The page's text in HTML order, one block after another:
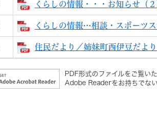
くらしの情報・・・お知らせ（２
くらしの情報…相談・スポーツ
住民だより／姉妹町西伊豆だよ
PDF形式のファイルをご覧い
Adobe Readerをお持ちでな